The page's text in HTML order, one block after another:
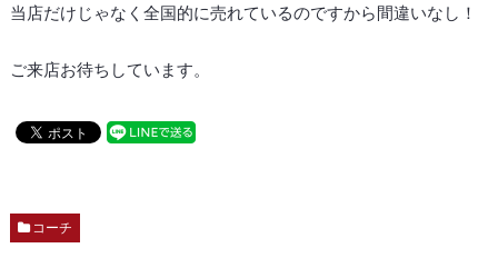
当店だけじゃなく全国的に売れているのですから間違いなし！
ご来店お待ちしています。
コーチ